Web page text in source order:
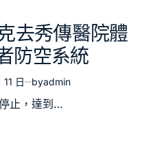
去秀傳醫院體
防空系統
日 byadmin
止，達到…